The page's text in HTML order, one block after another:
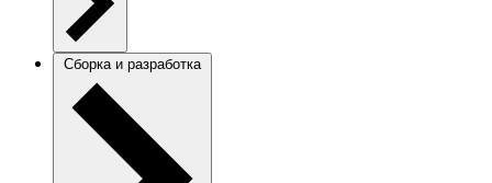
Сборка и разработка